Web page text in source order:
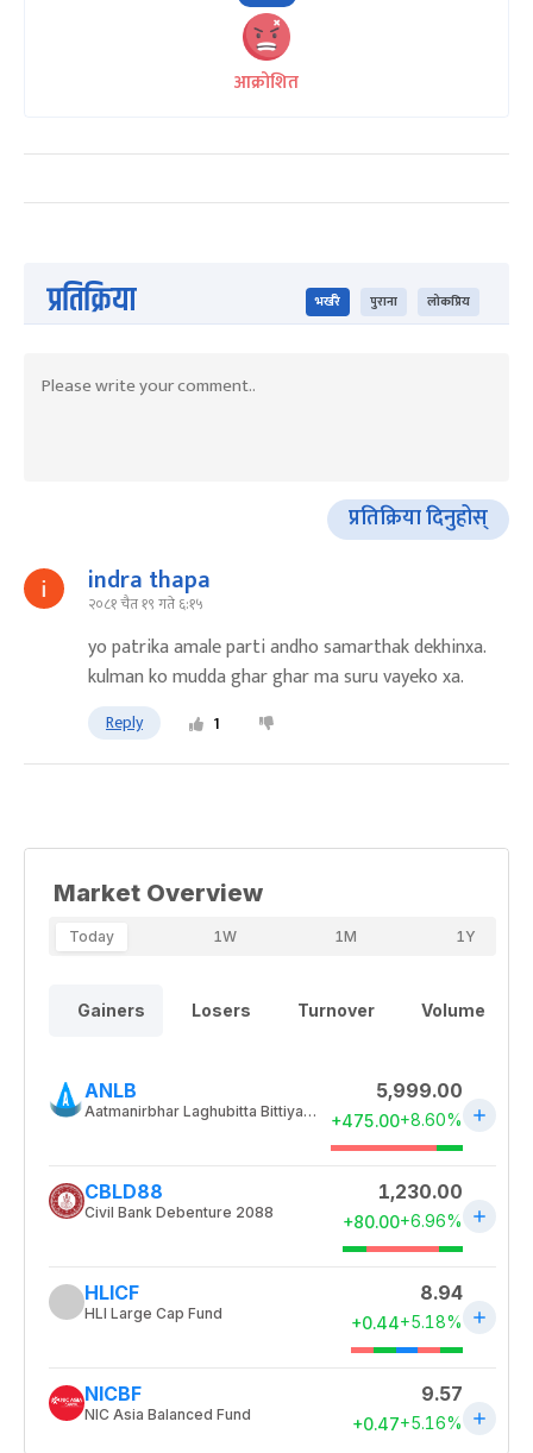
आक्रोशित
प्रतिक्रिया भर्खरै पुराना लोकप्रिय
प्रतिक्रिया दिनुहोस्
indra thapa
२०८१ चैत १९ गते ६:१५
yo patrika amale parti andho samarthak dekhinxa.
kulman ko mudda ghar ghar ma suru vayeko xa.
Reply 1